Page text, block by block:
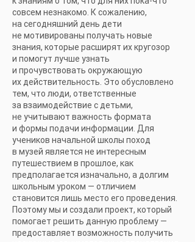
совсем незнакомо. К сожалению,
на сегодняшний день дети
не мотивированы получать новые
знания, которые расширят их кругозор
и помогут лучше узнать
и прочувствовать окружающую
их действительность. Это обусловлено
тем, что люди, ответственные
за взаимодействие с детьми,
не учитывают важность формата
и формы подачи информации. Для
учеников начальной школы поход
в музей является не интересным
путешествием в прошлое, как
предполагается изначально, а долгим
школьным уроком — отличием
становится лишь место его проведения.
Поэтому мы и создали проект, который
помогает решить данную проблему —
предоставляет возможность получить